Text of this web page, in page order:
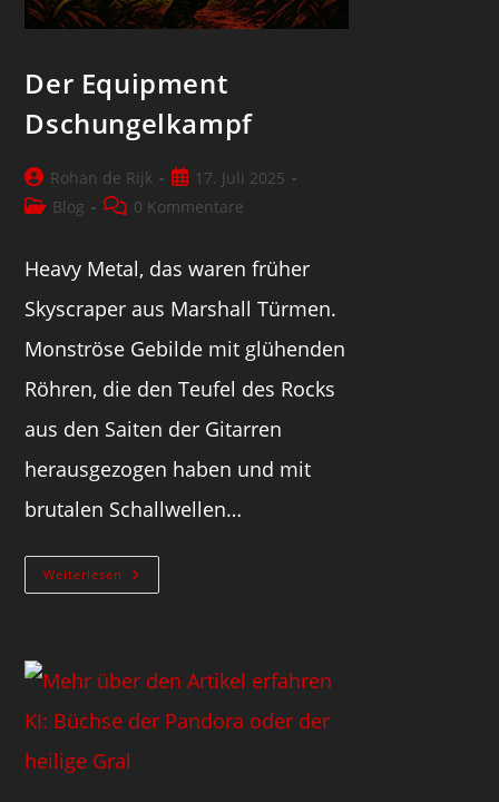
Der Equipment
Dschungelkampf
Rohan de Rijk
17. Juli 2025
Blog
0 Kommentare
Heavy Metal, das waren früher
Skyscraper aus Marshall Türmen.
Monströse Gebilde mit glühenden
Röhren, die den Teufel des Rocks
aus den Saiten der Gitarren
herausgezogen haben und mit
brutalen Schallwellen…
Weiterlesen